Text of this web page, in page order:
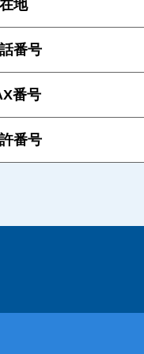
地
番号
番号
番号